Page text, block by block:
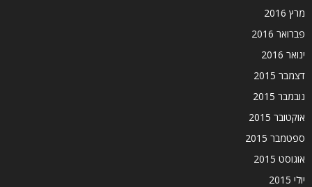
מרץ 2016
פברואר 2016
ינואר 2016
דצמבר 2015
נובמבר 2015
אוקטובר 2015
ספטמבר 2015
אוגוסט 2015
יולי 2015